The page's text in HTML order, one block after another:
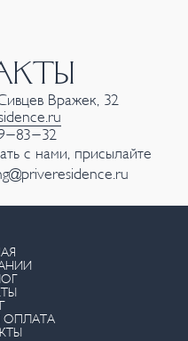
Вражек, 32
83-32
с нами, присылайте
ОПЛАТА